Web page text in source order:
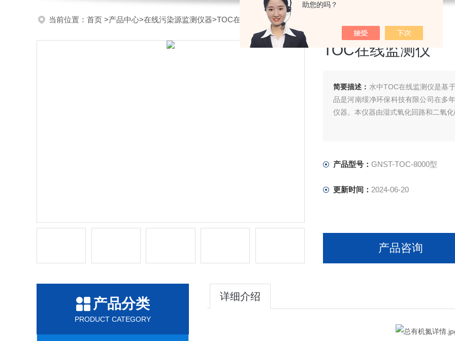
助您的吗？
当前位置： 首页 >产品中心>在线污染源监测仪器>TOC在线监测仪>GNST-TOC-8000型TOC在线监测仪
TOC在线监测仪
简要描述： 水中TOC在线监测仪是基
品是河南绥净环保科技有限公司在多
仪器。本仪器由湿式氧化回路和二氧
产品型号： GNST-TOC-8000型
更新时间： 2024-06-20
产品咨询
产品分类
PRODUCT CATEGORY
详细介绍